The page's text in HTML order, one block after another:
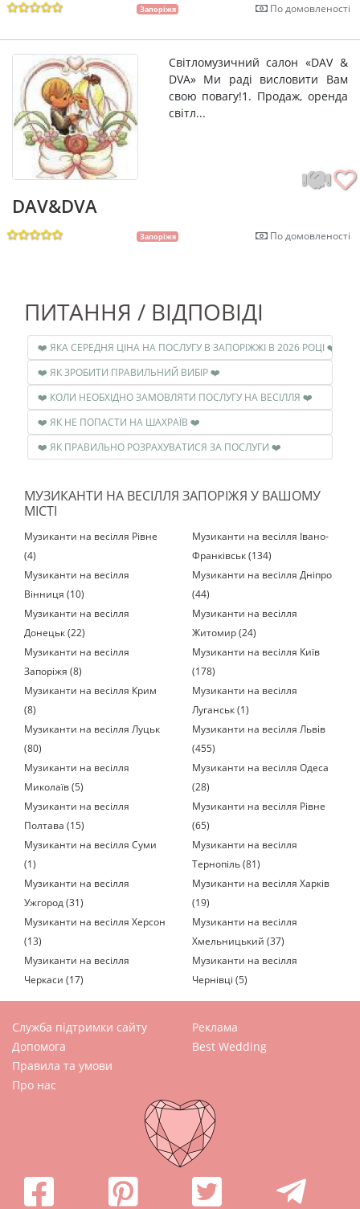
Запоріжя По домовленості
Світломузичний салон «DAV &
DVA» Ми раді висловити Вам
свою повагу!1. Продаж, оренда
світл...
DAV&DVA
Запоріжя По домовленості
ПИТАННЯ / ВІДПОВІДІ
❤️ ЯКА СЕРЕДНЯ ЦІНА НА ПОСЛУГУ В ЗАПОРІЖЖІ В 2026 РОЦІ ❤️
❤️ ЯК ЗРОБИТИ ПРАВИЛЬНИЙ ВИБІР ❤️
❤️ КОЛИ НЕОБХІДНО ЗАМОВЛЯТИ ПОСЛУГУ НА ВЕСІЛЛЯ ❤️
❤️ ЯК НЕ ПОПАСТИ НА ШАХРАЇВ ❤️
❤️ ЯК ПРАВИЛЬНО РОЗРАХУВАТИСЯ ЗА ПОСЛУГИ ❤️
МУЗИКАНТИ НА ВЕСІЛЛЯ ЗАПОРІЖЯ У ВАШОМУ
МІСТІ
Музиканти на весілля Рівне
(4)
Музиканти на весілля Івано-
Франківськ (134)
Музиканти на весілля
Вінниця (10)
Музиканти на весілля Дніпро
(44)
Музиканти на весілля
Донецьк (22)
Музиканти на весілля
Житомир (24)
Музиканти на весілля
Запоріжя (8)
Музиканти на весілля Київ
(178)
Музиканти на весілля Крим
(8)
Музиканти на весілля
Луганськ (1)
Музиканти на весілля Луцьк
(80)
Музиканти на весілля Львів
(455)
Музиканти на весілля
Миколаїв (5)
Музиканти на весілля Одеса
(28)
Музиканти на весілля
Полтава (15)
Музиканти на весілля Рівне
(65)
Музиканти на весілля Суми
(1)
Музиканти на весілля
Тернопіль (81)
Музиканти на весілля
Ужгород (31)
Музиканти на весілля Харків
(19)
Музиканти на весілля Херсон
(13)
Музиканти на весілля
Хмельницький (37)
Музиканти на весілля
Черкаси (17)
Музиканти на весілля
Чернівці (5)
Служба підтримки сайту
Допомога
Правила та умови
Про нас
Реклама
Best Wedding